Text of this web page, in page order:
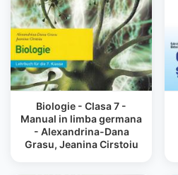
Biologie - Clasa 7 -
Manual in limba germana
- Alexandrina-Dana
Grasu, Jeanina Cirstoiu